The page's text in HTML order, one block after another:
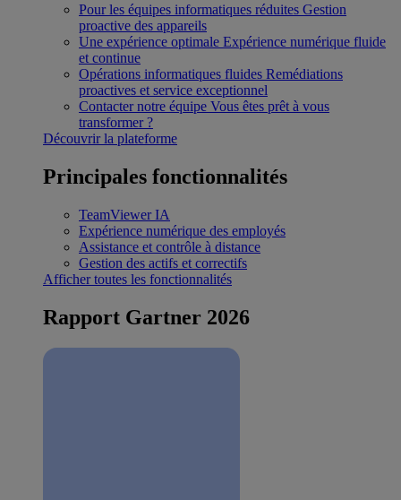
Pour les équipes informatiques réduites Gestion
proactive des appareils
Une expérience optimale Expérience numérique fluide
et continue
Opérations informatiques fluides Remédiations
proactives et service exceptionnel
Contacter notre équipe Vous êtes prêt à vous
transformer ?
Découvrir la plateforme
Principales fonctionnalités
TeamViewer IA
Expérience numérique des employés
Assistance et contrôle à distance
Gestion des actifs et correctifs
Afficher toutes les fonctionnalités
Rapport Gartner 2026